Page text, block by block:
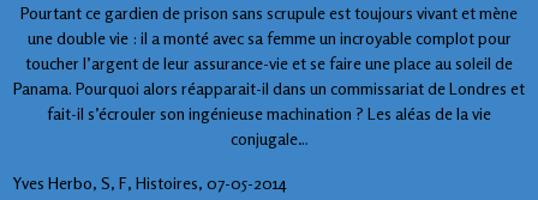
Pourtant ce gardien de prison sans scrupule est toujours vivant et mène
une double vie : il a monté avec sa femme un incroyable complot pour
toucher l’argent de leur assurance-vie et se faire une place au soleil de
Panama. Pourquoi alors réapparait-il dans un commissariat de Londres et
fait-il s’écrouler son ingénieuse machination ? Les aléas de la vie
conjugale…
Yves Herbo, S, F, Histoires, 07-05-2014